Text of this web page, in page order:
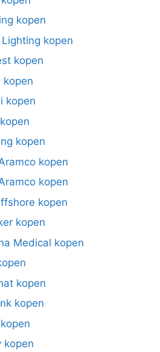
kopen
kopen
kopen
kopen
kopen
kopen
kopen
kopen
kopen
kopen
Medical kopen
kopen
kopen
kopen